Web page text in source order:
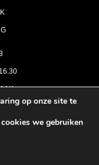
op onze site te
we gebruiken